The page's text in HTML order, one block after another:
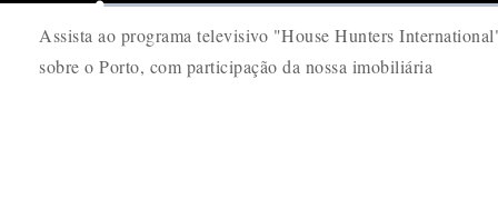
Loaded:
Assista ao programa televisivo "House Hunters
sobre o Porto, com participação da nossa imobiliária